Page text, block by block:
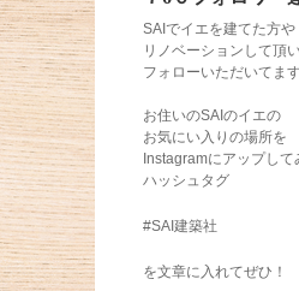
SAIでイエを建てた方や
リノベーションして頂
フォローいただいてます
お住いのSAIのイエの
お気にい入りの場所を
Instagramにアップして
ハッシュタグ
#SAI建築社
を文章に入れてぜひ！